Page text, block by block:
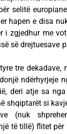
selitë
hapen e disa
i zgjedhur me
së drejtuesave
tre
ndërhyrjeje
deri atje sa
shqiptarët si
(nuk
të tillë) flitet